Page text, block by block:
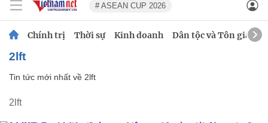
# ASEAN CUP 2026
Chính trị Thời sự Kinh doanh Dân tộc và Tôn giáo
2lft
Tin tức mới nhất về 2lft
2lft